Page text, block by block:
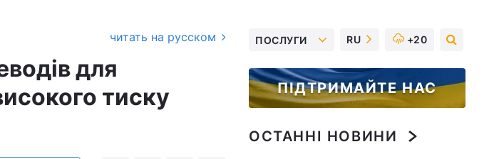
читать на русском
для
тиску
ПОСЛУГИ RU +20
ПІДТРИМАЙТЕ НАС
ОСТАННІ НОВИНИ